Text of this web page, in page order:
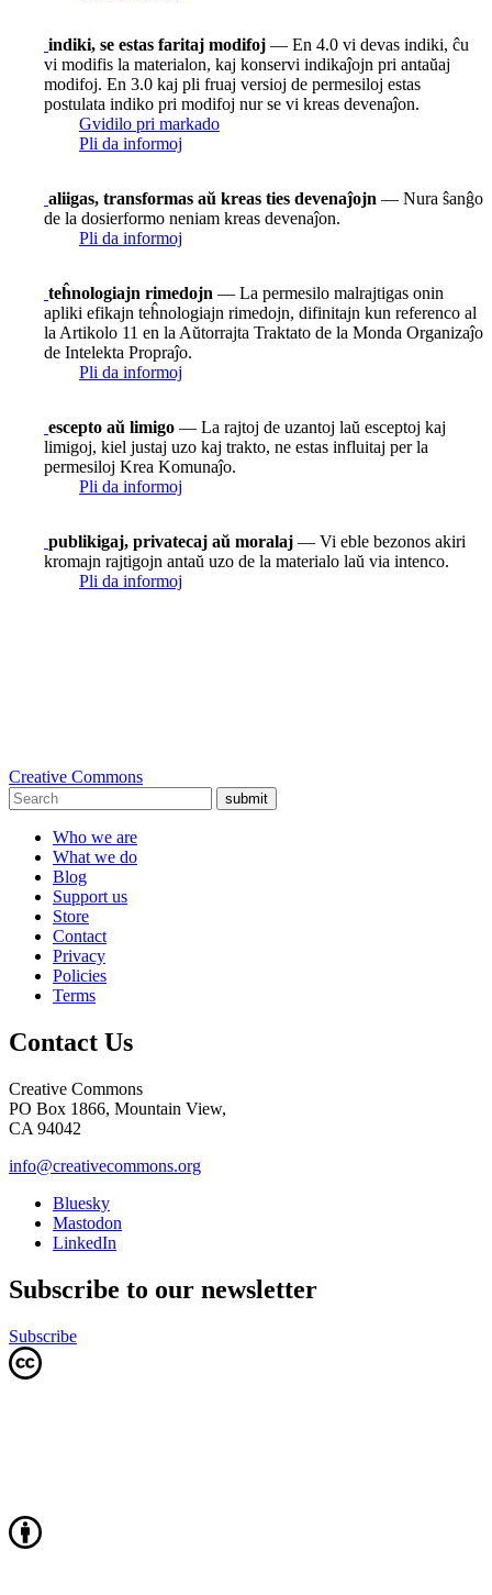
indiki, se estas faritaj modifoj — En 4.0 vi devas indiki, ĉu
vi modifis la materialon, kaj konservi indikaĵojn pri antaŭaj
modifoj. En 3.0 kaj pli fruaj versioj de permesiloj estas
postulata indiko pri modifoj nur se vi kreas devenaĵon.
Gvidilo pri markado
Pli da informoj
aliigas, transformas aŭ kreas ties devenaĵojn — Nura ŝanĝo
de la dosierformo neniam kreas devenaĵon.
Pli da informoj
teĥnologiajn rimedojn — La permesilo malrajtigas onin
apliki efikajn teĥnologiajn rimedojn, difinitajn kun referenco al
la Artikolo 11 en la Aŭtorrajta Traktato de la Monda Organizaĵo
de Intelekta Propraĵo.
Pli da informoj
escepto aŭ limigo — La rajtoj de uzantoj laŭ esceptoj kaj
limigoj, kiel justaj uzo kaj trakto, ne estas influitaj per la
permesiloj Krea Komunaĵo.
Pli da informoj
publikigaj, privatecaj aŭ moralaj — Vi eble bezonos akiri
kromajn rajtigojn antaŭ uzo de la materialo laŭ via intenco.
Pli da informoj
Creative Commons
submit
Who we are
What we do
Blog
Support us
Store
Contact
Privacy
Policies
Terms
Contact Us
Creative Commons
PO Box 1866, Mountain View,
CA 94042
info@creativecommons.org
Bluesky
Mastodon
LinkedIn
Subscribe to our newsletter
Subscribe